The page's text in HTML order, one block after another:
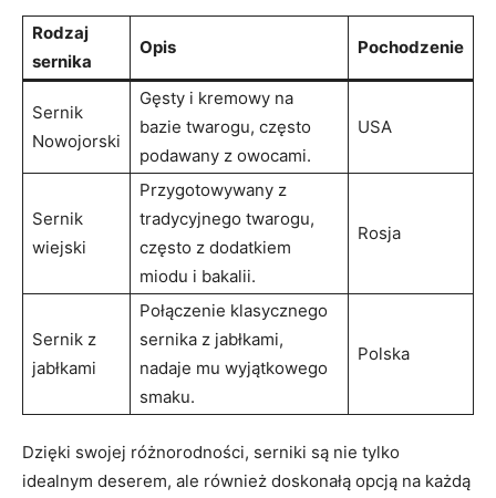
Rodzaj
sernika
Opis Pochodzenie
Sernik
Nowojorski
Gęsty​ i kremowy na
bazie‌ twarogu, często
podawany z⁢ owocami.
USA
Sernik
wiejski
Przygotowywany z
tradycyjnego twarogu,
często z dodatkiem
miodu⁣ i bakalii.
Rosja
Sernik⁢ z
jabłkami
Połączenie‌ klasycznego​
sernika z⁢ jabłkami,‌
nadaje⁣ mu wyjątkowego
smaku.
Polska
Dzięki‍ swojej różnorodności, serniki są ⁣nie tylko‌
idealnym deserem, ale⁣ również doskonałą⁤ opcją na każdą